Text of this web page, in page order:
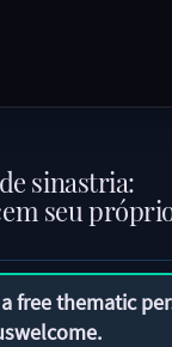
sinastria:
seu
free thematic
.